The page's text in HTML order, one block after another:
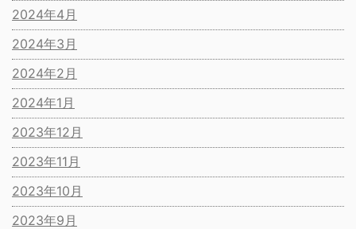
2024年4月
2024年3月
2024年2月
2024年1月
2023年12月
2023年11月
2023年10月
2023年9月